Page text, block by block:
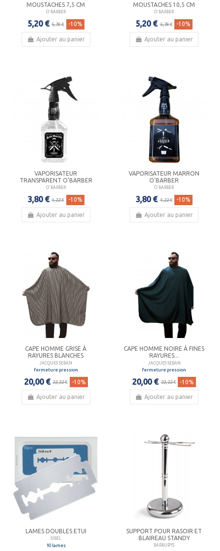
MOUSTACHES 7,5 CM
O'BARBER
5,20 € 5,78 € -10%
Ajouter au panier
MOUSTACHES 10,5 CM
O'BARBER
5,20 € 5,78 € -10%
Ajouter au panier
VAPORISATEUR
TRANSPARENT O'BARBER
O'BARBER
3,80 € 4,22 € -10%
Ajouter au panier
VAPORISATEUR MARRON
O'BARBER
O'BARBER
3,80 € 4,22 € -10%
Ajouter au panier
CAPE HOMME GRISE À
RAYURES BLANCHES
JACQUES SEBAN
fermeture pression
20,00 € 22,22 € -10%
Ajouter au panier
CAPE HOMME NOIRE À FINES
RAYURES...
JACQUES SEBAN
fermeture pression
20,00 € 22,22 € -10%
Ajouter au panier
LAMES DOUBLES ETUI
SIBEL
10 lames
SUPPORT POUR RASOIR ET
BLAIREAU STANDY
BARBURYS